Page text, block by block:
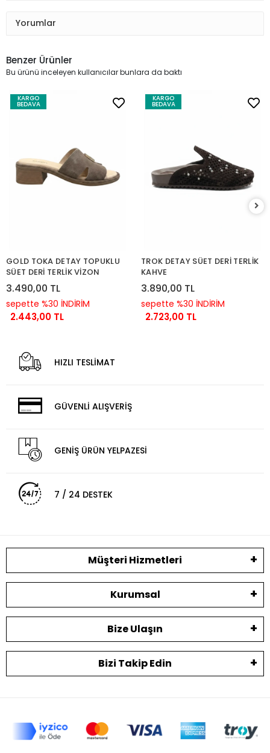
Yorumlar
Benzer Ürünler
Bu ürünü inceleyen kullanıcılar bunlara da baktı
KARGO
BEDAVA
GOLD TOKA DETAY TOPUKLU
SÜET DERİ TERLİK VİZON
3.490,00 TL
sepette %30 İNDİRİM
2.443,00 TL
KARGO
BEDAVA
TROK DETAY SÜET DERİ TERLİK
KAHVE
3.890,00 TL
sepette %30 İNDİRİM
2.723,00 TL
HIZLI TESLİMAT
GÜVENLİ ALIŞVERİŞ
GENİŞ ÜRÜN YELPAZESİ
7 / 24 DESTEK
Müşteri Hizmetleri
Kurumsal
Bize Ulaşın
Bizi Takip Edin